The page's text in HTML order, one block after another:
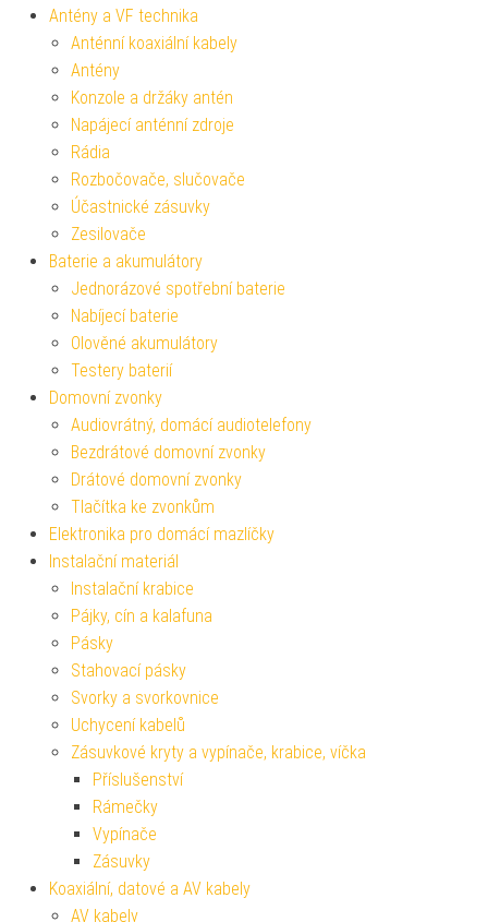
Antény a VF technika
Anténní koaxiální kabely
Antény
Konzole a držáky antén
Napájecí anténní zdroje
Rádia
Rozbočovače, slučovače
Účastnické zásuvky
Zesilovače
Baterie a akumulátory
Jednorázové spotřební baterie
Nabíjecí baterie
Olověné akumulátory
Testery baterií
Domovní zvonky
Audiovrátný, domácí audiotelefony
Bezdrátové domovní zvonky
Drátové domovní zvonky
Tlačítka ke zvonkům
Elektronika pro domácí mazlíčky
Instalační materiál
Instalační krabice
Pájky, cín a kalafuna
Pásky
Stahovací pásky
Svorky a svorkovnice
Uchycení kabelů
Zásuvkové kryty a vypínače, krabice, víčka
Příslušenství
Rámečky
Vypínače
Zásuvky
Koaxiální, datové a AV kabely
AV kabely